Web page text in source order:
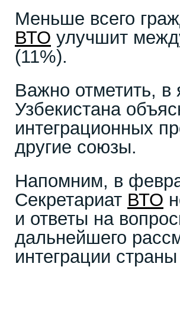
Меньше всего
ВТО улучшит
(11%).
Важно отметить, в
Узбекистана
интеграционных
другие союзы.
Напомним, в
Секретариат ВТО
и ответы на
дальнейшего
интеграции